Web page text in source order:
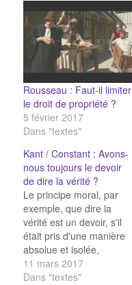
Rousseau : Faut-il limiter
le droit de propriété ?
5 février 2017
Dans "textes"
Kant / Constant : Avons-
nous toujours le devoir
de dire la vérité ?
Le principe moral, par
exemple, que dire la
vérité est un devoir, s'il
était pris d'une manière
absolue et isolée,
rendrait toute société
impossible. Nous en
11 mars 2017
Dans "textes"